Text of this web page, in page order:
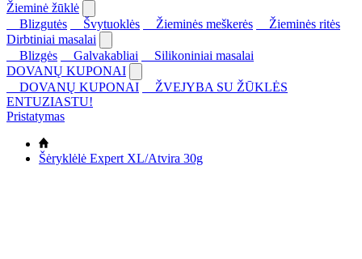
Žieminė žūklė
Blizgutės
Švytuoklės Žieminės meškerės
Žieminės ritės
Dirbtiniai masalai
Blizgės
Galvakabliai
Silikoniniai masalai
DOVANŲ KUPONAI
DOVANŲ KUPONAI
ŽVEJYBA SU ŽŪKLĖS
ENTUZIASTU!
Pristatymas
Šėryklėlė Expert XL/Atvira 30g